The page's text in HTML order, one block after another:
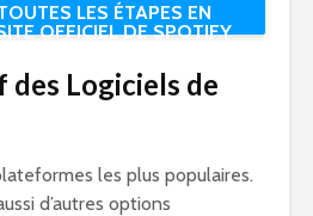
LES ÉTAPES EN
OFFICIEL DE SPOTIFY
des Logiciels de
les plus populaires.
d’autres options